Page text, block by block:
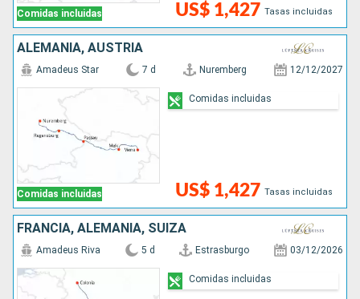
Comidas incluidas US$ 1,427 Tasas incluidas
ALEMANIA, AUSTRIA
Comidas incluidas
Amadeus Star 7 d Nuremberg 12/12/2027
US$ 1,427 Tasas incluidas
Comidas incluidas
FRANCIA, ALEMANIA, SUIZA
Amadeus Riva 5 d Estrasburgo 03/12/2026
Comidas incluidas